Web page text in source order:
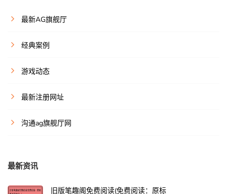
最新AG旗舰厅
经典案例
游戏动态
最新注册网址
沟通ag旗舰厅网
最新资讯
旧版笔趣阁免费阅读(免费阅读：原标